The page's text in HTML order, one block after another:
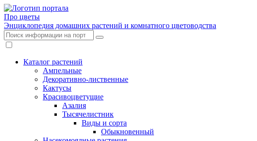
Про цветы
Энциклопедия домашних растений и комнатного цветоводства
Каталог растений
Ампельные
Декоративно-лиственные
Кактусы
Красивоцветущие
Азалия
Тысячелистник
Виды и сорта
Обыкновенный